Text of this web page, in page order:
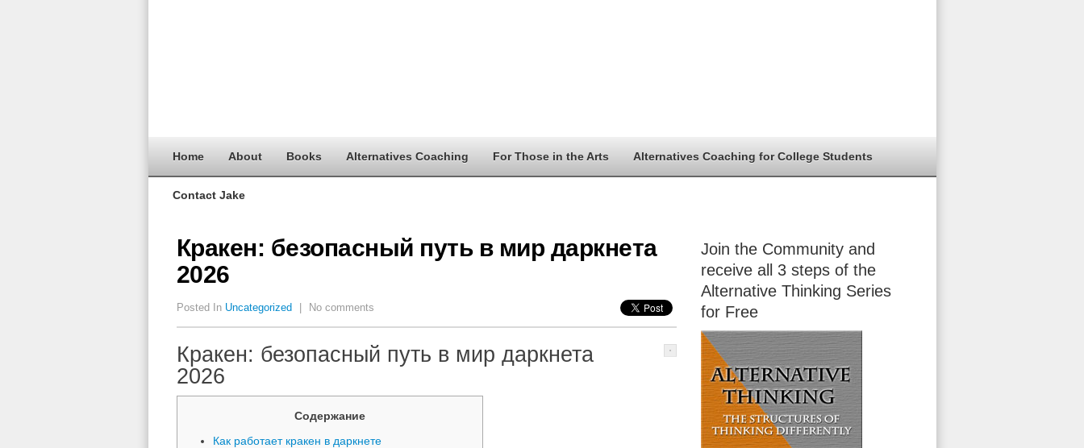
Home About Books Alternatives Coaching For Those in the Arts Alternatives Coaching for College Students
Contact Jake
Кракен: безопасный путь в мир даркнета
2026
Posted In Uncategorized No comments
Кракен: безопасный путь в мир даркнета
2026
Содержание
Как работает кракен в даркнете
Join the Community and
receive all 3 steps of the
Alternative Thinking Series
for Free